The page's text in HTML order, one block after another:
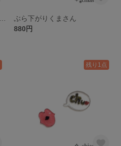
ぶら下がりくまさん
880円
残り1点